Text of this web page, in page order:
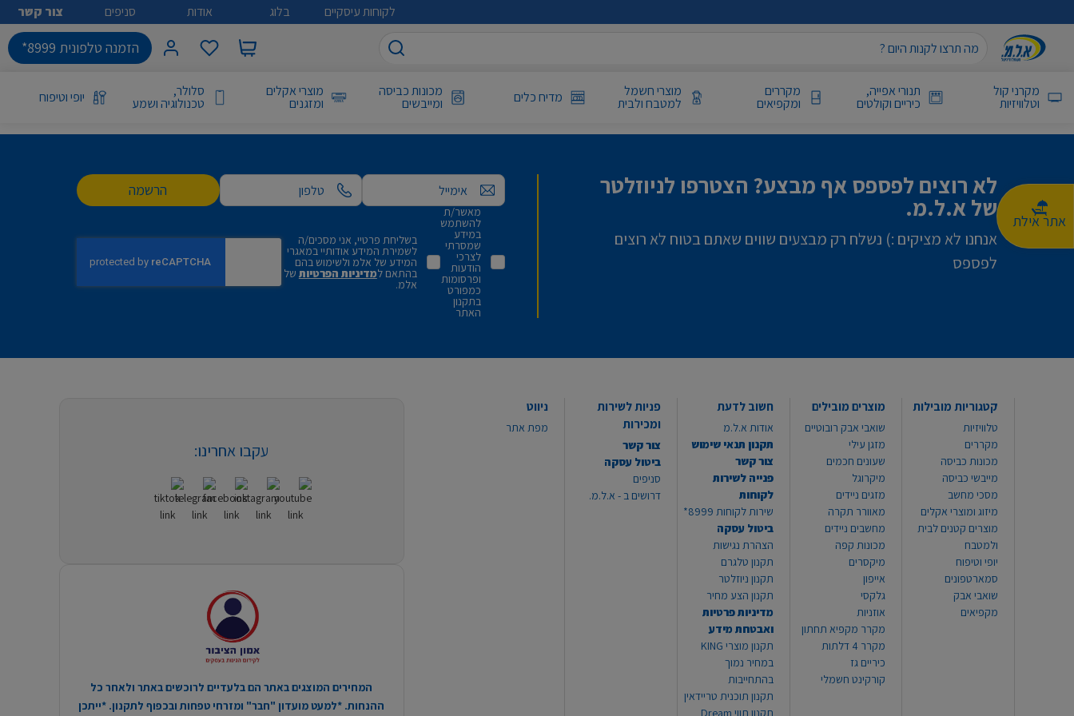
אתר אילת
לקוחות עיסקיים בלוג אודות סניפים צור קשר
הזמנה טלפונית 8999*
מקרני קול
וטלוויזיות
תנורי אפייה,
כיריים וקולטים
מקררים
ומקפיאים
מוצרי חשמל
למטבח ולבית מדיח כלים מכונות כביסה
ומייבשים
מוצרי אקלים
ומזגנים
סלולר,
טכנולוגיה ושמע יופי וטיפוח
לא רוצים לפספס אף מבצע? הצטרפו לניוזלטר
של א.ל.מ.
אנחנו לא מציקים :) נשלח רק מבצעים שווים שאתם בטוח לא רוצים
לפספס
אימייל הרשמה
מאשר/ת
להשתמש
במידע
שמסרתי
לצרכי
הודעות
ופרסומות
כמפורט
בתקנון
האתר
בשליחת פרטיי, אני מסכים/ה
לשמירת המידע אודותיי במאגרי
המידע של אלמ ולשימוש בהם
בהתאם למדיניות הפרטיות של
אלמ.
קטגוריות מובילות
טלוויזיות
מקררים
מכונות כביסה
מייבשי כביסה
מסכי מחשב
מיזוג ומוצרי אקלים
מוצרים קטנים לבית
ולמטבח
יופי וטיפוח
סמארטפונים
שואבי אבק
מקפיאים
מוצרים מובילים
שואבי אבק רובוטיים
מזגן עילי
שעונים חכמים
מיקרוגל
מזגים ניידים
מאוורר תקרה
מחשבים ניידים
מכונות קפה
מיקסרים
אייפון
גלקסי
אוזניות
מקרר מקפיא תחתון
מקרר 4 דלתות
כיריים גז
קורקינט חשמלי
חשוב לדעת
אודות א.ל.מ
תקנון תנאי שימוש
צור קשר
פנייה לשירות
לקוחות
שירות לקוחות 8999*
ביטול עסקה
הצהרת נגישות
תקנון טלגרם
תקנון ניוזלטר
תקנון הצע מחיר
מדיניות פרטיות
ואבטחת מידע
תקנון מוצרי KING
במחיר נמוך
בהתחייבות
תקנון תוכנית טריידאין
תקנון תווי Dream
פניות לשירות
ומכירות
צור קשר
ביטול עסקה
סניפים
דרושים ב - א.ל.מ.
ניווט
מפת אתר
עקבו אחרינו:
המחירים המוצגים באתר הם בלעדיים לרוכשים באתר ולאחר כל
ההנחות. *למעט מועדון "חבר" ומזרחי טפחות ובכפוף לתקנון. *ייתכן